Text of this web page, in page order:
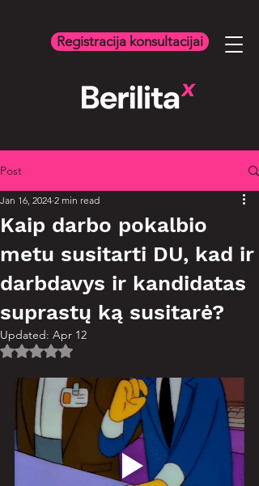
Registracija konsultacijai
Post
Kaip darbo pokalbio
metu susitarti DU, kad ir
darbdavys ir kandidatas
suprastų ką susitarė?
Jan 16, 2024 2 min read
Updated: Apr 12
Rated NaN out of 5 stars.